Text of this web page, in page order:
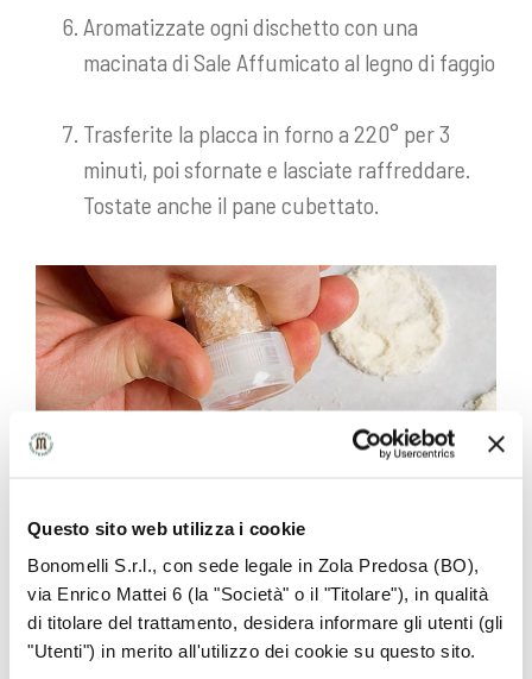
Questo sito web utilizza i cookie
Bonomelli S.r.l., con sede legale in Zola Predosa (BO),
via Enrico Mattei 6 (la "Società" o il "Titolare"), in qualità
di titolare del trattamento, desidera informare gli utenti (gli
"Utenti") in merito all'utilizzo dei cookie su questo sito.
Aromatizzate ogni dischetto con una
macinata di Sale Affumicato al legno di faggio
Trasferite la placca in forno a 220° per 3
minuti, poi sfornate e lasciate raffreddare.
Tostate anche il pane cubettato.
Porzionate la vellutata nei piatti, poi
completatela con due cialde e il pane tostato